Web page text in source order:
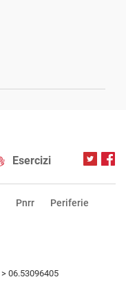
Esercizi
Pnrr Periferie
> 06.53096405